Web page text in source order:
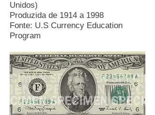
Unidos)
Produzida de 1914 a 1998
Fonte: U.S Currency Education
Program